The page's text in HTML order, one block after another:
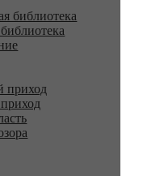
библиотека
приход